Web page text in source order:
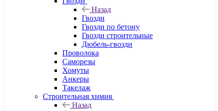
Назад
Гвозди
Гвозди по бетону
Гвозди строительные
Дюбель-гвозди
Проволока
Саморезы
Хомуты
Анкеры
Такелаж
Строительная химия
Назад